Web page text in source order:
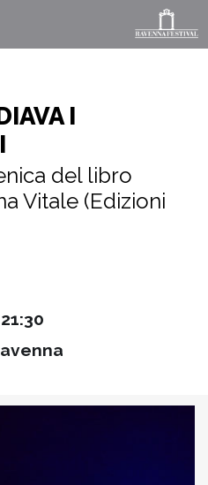
I
del libro
Vitale (Edizioni
21:30